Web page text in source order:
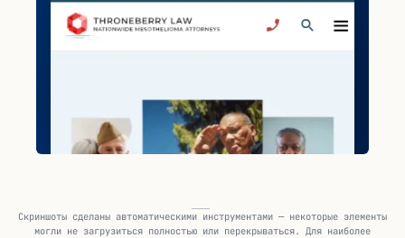
Скриншоты сделаны автоматическими инструментами — некоторые элементы
могли не загрузиться полностью или перекрываться. Для наиболее